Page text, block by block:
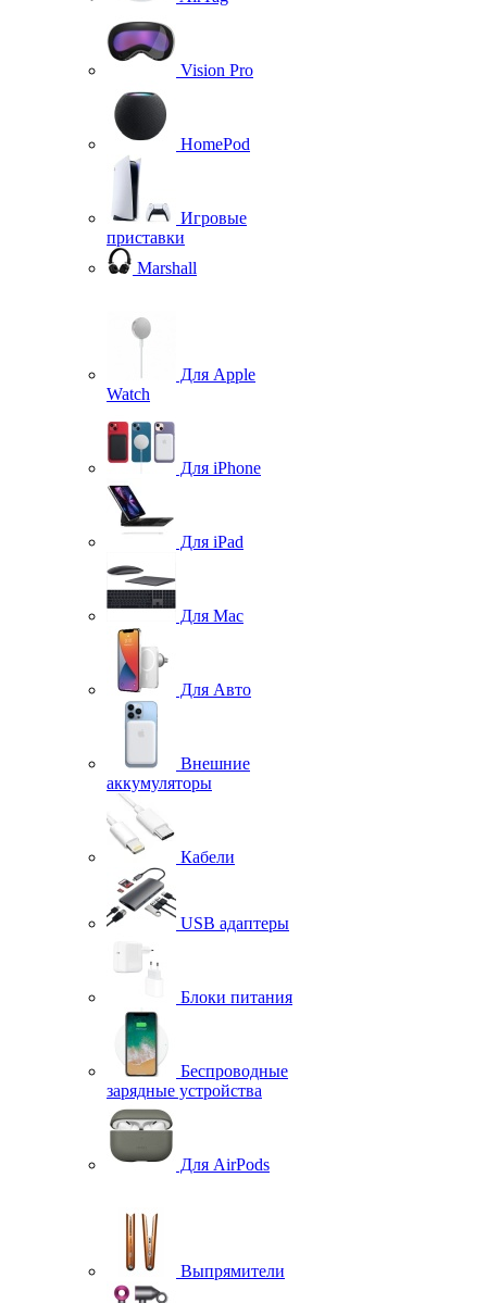
Vision Pro
HomePod
Игровые
приставки
Marshall
Для Apple
Watch
Для iPhone
Для iPad
Для Mac
Для Авто
Внешние
аккумуляторы
Кабели
USB адаптеры
Блоки питания
Беспроводные
зарядные устройства
Для AirPods
Выпрямители